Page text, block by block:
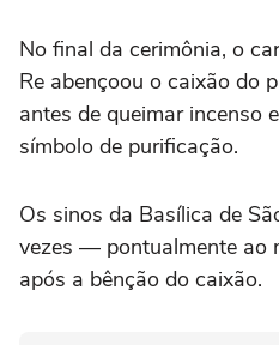
No final da cerimônia, o
Re abençoou o caixão do
antes de queimar incenso
símbolo de purificação.
Os sinos da Basílica de
vezes — pontualmente ao
após a bênção do caixão.